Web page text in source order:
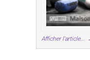
Afficher l'article...